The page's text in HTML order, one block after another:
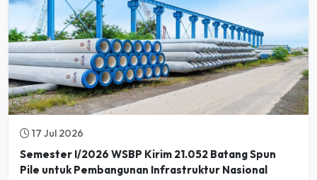
17 Jul 2026
Semester I/2026 WSBP Kirim 21.052 Batang Spun
Pile untuk Pembangunan Infrastruktur Nasional